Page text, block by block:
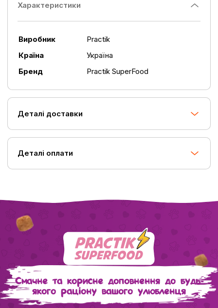
Характеристики
Виробник
Practik
Країна
Україна
Бренд
Practik SuperFood
Деталі доставки
Деталі оплати
Смачне та корисне доповнення до будь-
якого раціону вашого улюбленця